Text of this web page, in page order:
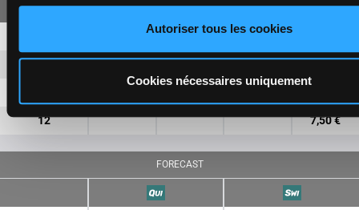
Autoriser tous les cookies
Cookies nécessaires uniquement
3,70 €
6 5,80 € 1,90 €
12 7,50 €
FORECAST